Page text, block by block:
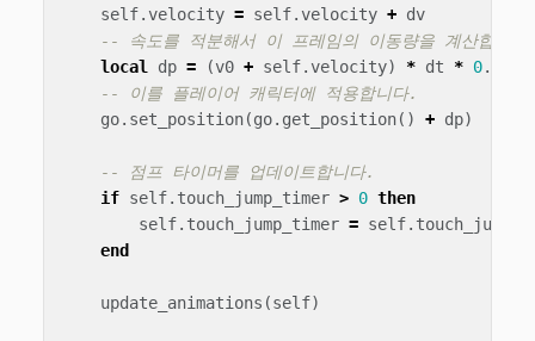
self.velocity = self.velocity + dv
-- 속도를 적분해서 이 프레임의 이동량을 계산합니
local
dp = (v0 + self.velocity) * dt * 0.
-- 이를 플레이어 캐릭터에 적용합니다.
go. set_position(go. get_position() + dp)
-- 점프 타이머를 업데이트합니다.
if self. touch_jump_timer > 0 then
self. touch_jump_timer = self.
end
update_animations (self)